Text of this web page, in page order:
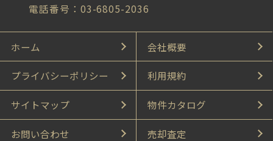
電話番号：03-6805-2036
ホーム 会社概要
プライバシーポリシー 利用規約
サイトマップ 物件カタログ
お問い合わせ 売却査定